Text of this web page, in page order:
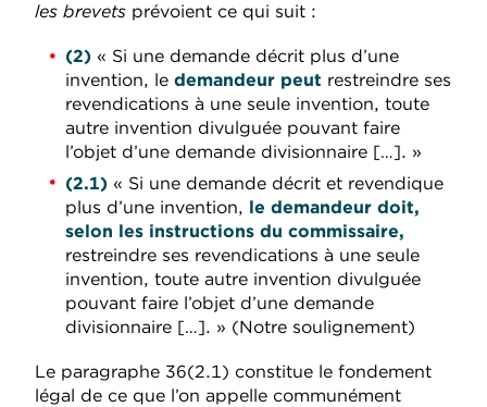
les brevets prévoient ce qui suit :
(2) « Si une demande décrit plus d’une
invention, le demandeur peut restreindre ses
revendications à une seule invention, toute
autre invention divulguée pouvant faire
l’objet d’une demande divisionnaire […]. »
(2.1) « Si une demande décrit et revendique
plus d’une invention, le demandeur doit,
selon les instructions du commissaire,
restreindre ses revendications à une seule
invention, toute autre invention divulguée
pouvant faire l’objet d’une demande
divisionnaire […]. » (Notre soulignement)
Le paragraphe 36(2.1) constitue le fondement
légal de ce que l’on appelle communément